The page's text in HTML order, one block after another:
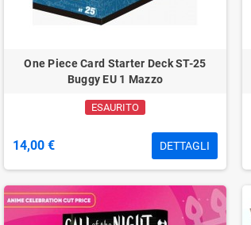
One Piece Card Starter Deck ST-25
Buggy EU 1 Mazzo
ESAURITO
14,00 € DETTAGLI